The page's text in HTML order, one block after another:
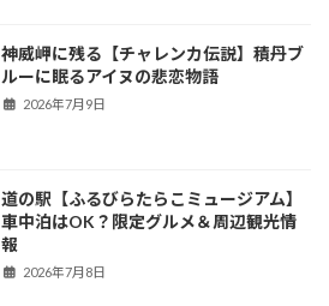
神威岬に残る【チャレンカ伝説】積丹ブ
ルーに眠るアイヌの悲恋物語
2026年7月9日
道の駅【ふるびらたらこミュージアム】
車中泊はOK？限定グルメ＆周辺観光情
報
2026年7月8日